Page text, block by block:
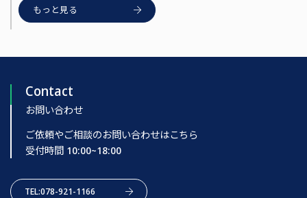
もっと見る
Contact
お問い合わせ
ご依頼やご相談のお問い合わせはこちら
受付時間 10:00~18:00
TEL:078-921-1166